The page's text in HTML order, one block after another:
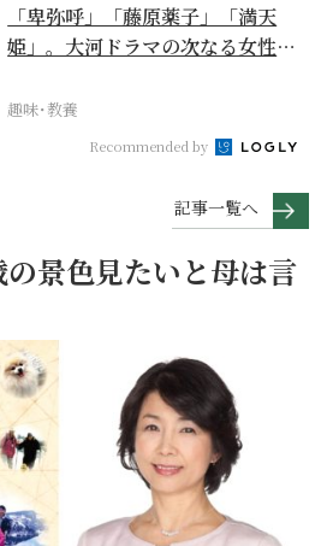
「卑弥呼」「藤原薬子」「満天
姫」。大河ドラマの次なる女性主
趣味･教養
Recommended by
記事一覧へ
景色見たいと母は言